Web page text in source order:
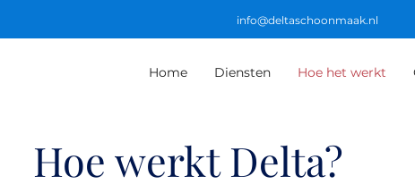
info@deltaschoonmaak.nl
Home Diensten Hoe het werkt
Hoe werkt Delta?